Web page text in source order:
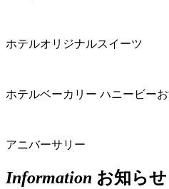
ホテルオリジナルスイーツ
ホテルベーカリー ハニービー
アニバーサリー
Information お知らせ